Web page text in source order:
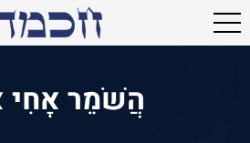
הֲשֹׁמֵר אָחִי